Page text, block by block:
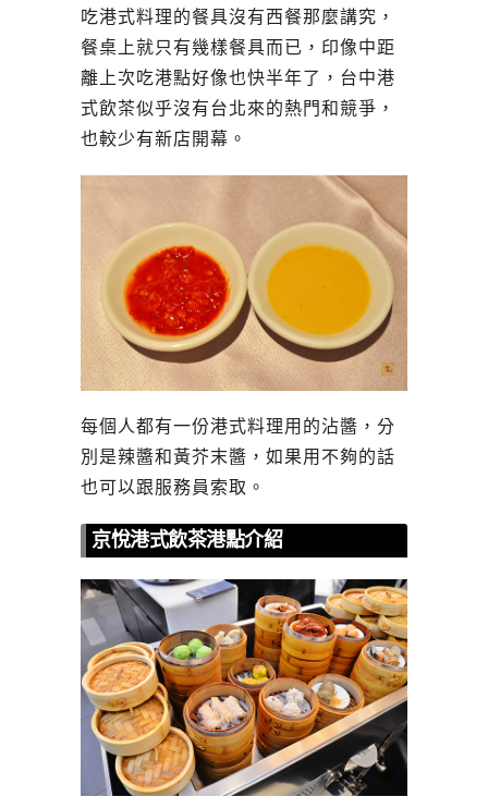
吃港式料理的餐具沒有西餐那麼講究，
餐桌上就只有幾樣餐具而已，印像中距
離上次吃港點好像也快半年了，台中港
式飲茶似乎沒有台北來的熱門和競爭，
也較少有新店開幕。
每個人都有一份港式料理用的沾醬，分
別是辣醬和黃芥末醬，如果用不夠的話
也可以跟服務員索取。
京悅港式飲茶港點介紹